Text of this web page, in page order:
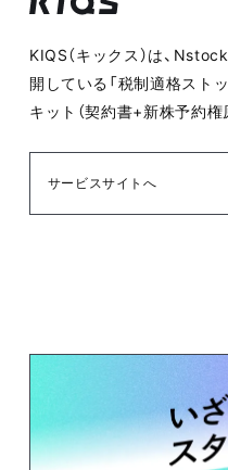
KIQS（キックス）は、
開している「税制適格スト
キット（契約書+新株予約権
サービスサイトへ